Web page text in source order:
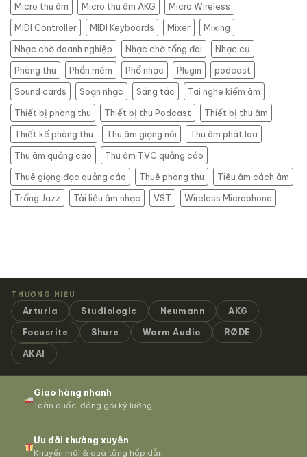
âm
chuyên
nghiệp,
tiết
kiệm
Micro thu âm
Micro thu âm AKG
Micro Wireless
MIDI Controller
MIDI Keyboards Mixer
Mixing
Nhạc chờ doanh nghiệp
Nhạc chờ tổng đài
Nhạc cụ
Phòng thu
Phần mềm Phổ nhạc Plugin
podcast
Sound cards
Soạn nhạc Sáng tác
Tai nghe kiểm âm
Thiết bị phòng thu
Thiết bị thu Podcast
Thiết bị thu âm
Thiết kế phòng thu
Thu âm giọng nói
Thu âm phát loa
Thu âm quảng cáo
Thu âm TVC quảng cáo
Thuê giọng đọc quảng cáo
Thuê phòng thu
Tiêu âm cách âm
Trống Jazz
Tài liệu âm nhạc VST Wireless Microphone
THƯƠNG HIỆU
Arturia Studiologic Neumann AKG
Focusrite Shure Warm Audio RØDE
AKAI
Giao hàng nhanh
Toàn quốc, đóng gói kỹ lưỡng
Ưu đãi thường xuyên
Khuyến mãi & quà tặng hấp dẫn